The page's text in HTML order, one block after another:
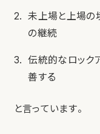
未上場と上場の
の継続
伝統的なロック
善する
と言っています。